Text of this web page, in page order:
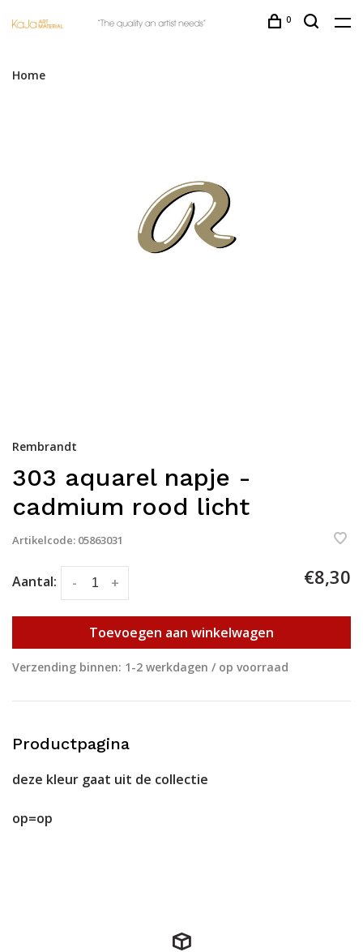
0
Home
Rembrandt
303 aquarel napje -
cadmium rood licht
Artikelcode: 05863031
Aantal: +
- €8,30
Toevoegen aan winkelwagen
Verzending binnen: 1-2 werkdagen / op voorraad
Productpagina
deze kleur gaat uit de collectie
op=op